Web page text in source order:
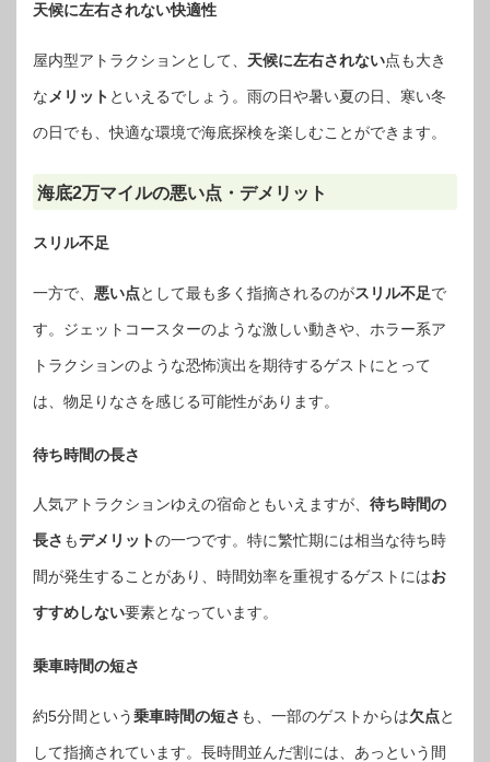
天候に左右されない快適性
屋内型アトラクションとして、 天候に左右されない点も大き
な メリット といえるでしょう。雨の日や暑い夏の日、寒い冬
の日でも、快適な環境で海底探検を楽しむことができます。
海底2万マイルの悪い点・デメリット
スリル不足
一方で、 悪い点として最も多く指摘されるのがスリル不足で
す。ジェットコースターのような激しい動きや、ホラー系ア
トラクションのような恐怖演出を期待するゲストにとって
は、物足りなさを感じる可能性があります。
待ち時間の長さ
人気アトラクションゆえの宿命ともいえますが、 待ち時間の
長さ もデメリットの一つです。特に繁忙期には相当な待ち時
間が発生することがあり、時間効率を重視するゲストにはお
すすめしない要素となっています。
乗車時間の短さ
約5分間という乗車時間の短さ も、一部のゲストからは欠点と
して指摘されています。長時間並んだ割には、あっという間